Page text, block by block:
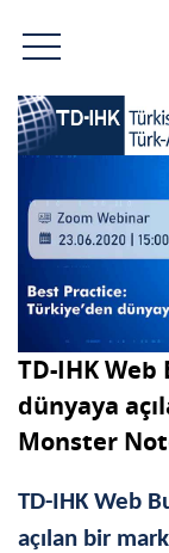
TD-IHK Web
dünyaya
Monster
TD-IHK Web
açılan bir